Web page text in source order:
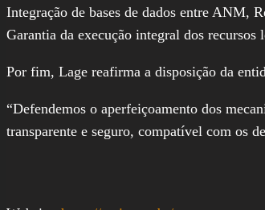
Integração de bases de dados entre ANM,
Garantia da execução integral dos recursos
Por fim, Lage reafirma a disposição da
“Defendemos o aperfeiçoamento dos
transparente e seguro, compatível com os